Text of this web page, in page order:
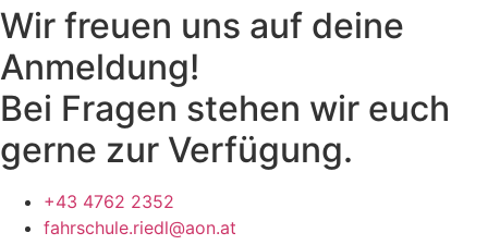
Wir freuen uns auf deine
Anmeldung!
Bei Fragen stehen wir euch
gerne zur Verfügung.
+43 4762 2352
fahrschule.riedl@aon.at